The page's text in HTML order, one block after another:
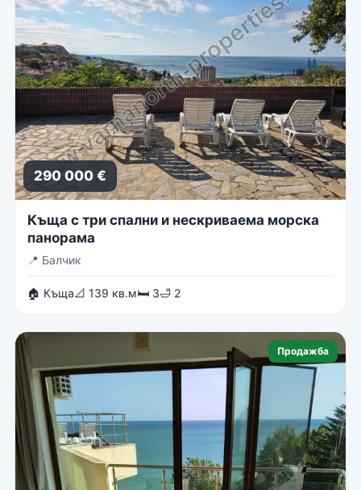
290 000 €
Къща с три спални и нескриваема морска
панорама
📍 Балчик
🏠 Къща📐 139 кв.м🛏 3🛁 2
Продажба